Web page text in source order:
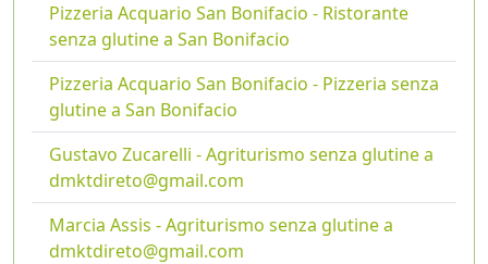
Pizzeria Acquario San Bonifacio - Ristorante
senza glutine a San Bonifacio
Pizzeria Acquario San Bonifacio - Pizzeria senza
glutine a San Bonifacio
Gustavo Zucarelli - Agriturismo senza glutine a
dmktdireto@gmail.com
Marcia Assis - Agriturismo senza glutine a
dmktdireto@gmail.com